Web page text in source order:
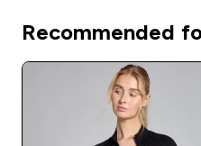
Recommended